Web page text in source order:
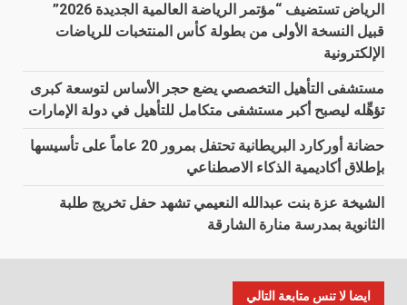
الرياض تستضيف “مؤتمر الرياضة العالمية الجديدة 2026”
قبيل النسخة الأولى من بطولة كأس المنتخبات للرياضات
الإلكترونية
مستشفى التأهيل التخصصي يضع حجر الأساس لتوسعة كبرى
تؤهِّله ليصبح أكبر مستشفى متكامل للتأهيل في دولة الإمارات
حضانة أوركارد البريطانية تحتفل بمرور 20 عاماً على تأسيسها
بإطلاق أكاديمية الذكاء الاصطناعي
الشيخة عزة بنت عبدالله النعيمي تشهد حفل تخريج طلبة
الثانوية بمدرسة منارة الشارقة
ايضا لا تنس متابعة التالي